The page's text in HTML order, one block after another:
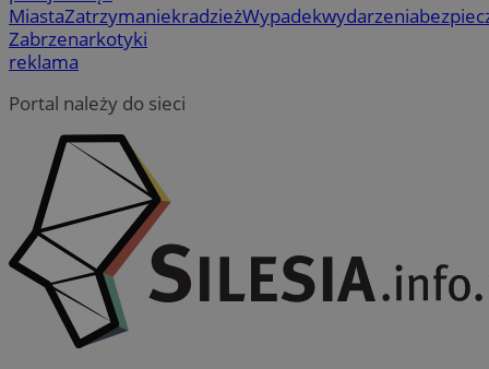
MiastaZatrzymaniekradzieżWypadekwydarzenia
Zabrzenarkotyki
reklama
Portal należy do sieci